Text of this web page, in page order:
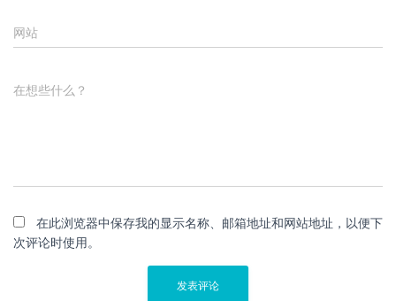
网站
在想些什么？
在此浏览器中保存我的显示名称、邮箱地址和网站地址，以便下
次评论时使用。